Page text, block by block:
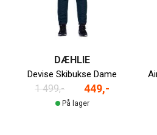
DÆHLIE
Devise Skibukse Dame
1 499,- 449,-
På lager